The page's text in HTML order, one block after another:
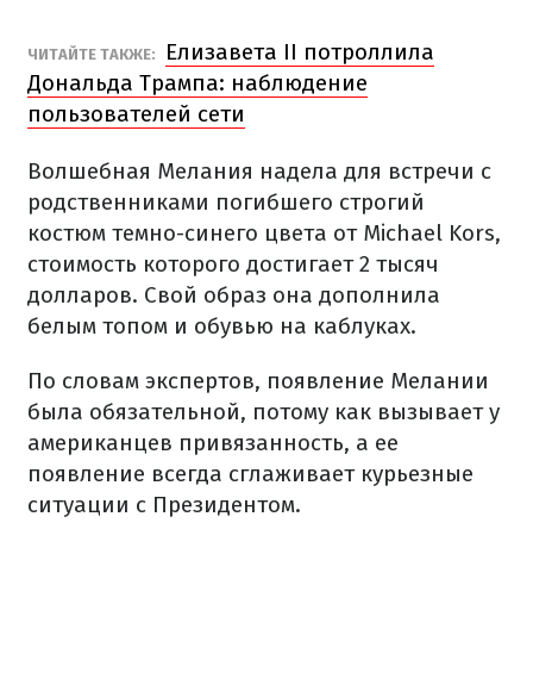
ЧИТАЙТЕ ТАКЖЕ:
Елизавета II потроллила
Дональда Трампа: наблюдение
пользователей сети
Волшебная Мелания надела для встречи с
родственниками погибшего строгий
костюм темно-синего цвета от Michael Kors,
стоимость которого достигает 2 тысяч
долларов. Свой образ она дополнила
белым топом и обувью на каблуках.
По словам экспертов, появление Мелании
была обязательной, потому как вызывает у
американцев привязанность, а ее
появление всегда сглаживает курьезные
ситуации с Президентом.